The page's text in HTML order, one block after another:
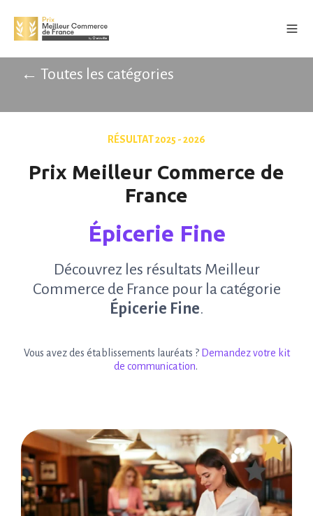
← Toutes les catégories
RÉSULTAT 2025 - 2026
Prix Meilleur Commerce de
France
Épicerie Fine
Découvrez les résultats Meilleur
Commerce de France pour la catégorie
Épicerie Fine.
Vous avez des établissements lauréats ? Demandez votre kit
de communication.